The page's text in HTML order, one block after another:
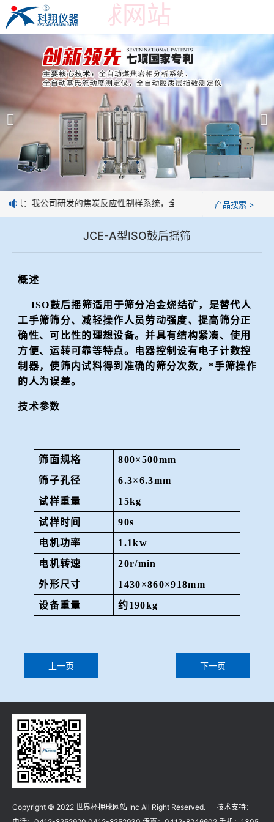
世界杯押球网站
世界杯押球网站
产品展示 ＞
焦炭高温性能检测系统
焦化行业检测及优化配煤设备
球团矿/烧结矿/块矿高温冶金性能检测系统
烧结/球团优化配矿研究设备
高炉配吹煤检测设备
冶金渣、保护渣等高温物性检测设备
冶金石灰活性度测定仪
矿石、焦炭物理检测及制样设备
公司简介
世界杯押球网站
企业业绩
技术交流
世界杯押球网站
消息：我公司研发的焦炭反应性制样系统，全部制样过程机械化操作
产品搜索 >
JCE-A型ISO鼓后摇筛
概述
ISO鼓后摇筛适用于筛分冶金烧结矿，是替代人
工手筛筛分、减轻操作人员劳动强度、提高筛分正
确性、可比性的理想设备。并具有结构紧凑、使用
方便、运转可靠等特点。电器控制设有电子计数控
制器，使筛内试料得到准确的筛分次数，*手筛操作
的人为误差。
技术参数
筛面规格
800×500mm
筛子孔径
6.3×6.3mm
试样重量
15kg
试样时间
90s
电机功率
1.1kw
电机转速
20r/min
外形尺寸
1430×860×918mm
设备重量
约190kg
上一页 下一页
Copyright © 2022 世界杯押球网站 Inc All Right Reserved. 技术支持：